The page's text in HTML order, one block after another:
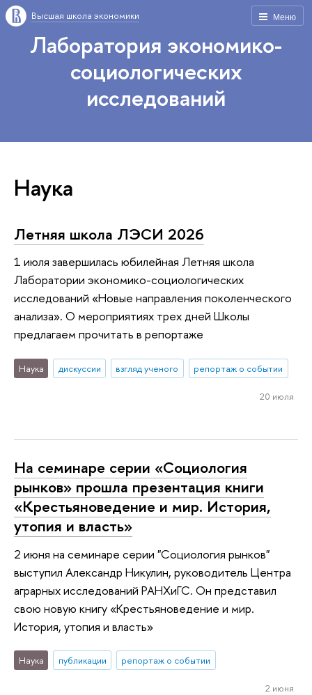
Меню
Высшая школа экономики
Лаборатория экономико-
социологических
исследований
Наука
Летняя школа ЛЭСИ 2026
1 июля завершилась юбилейная Летняя школа
Лаборатории экономико-социологических
исследований «Новые направления поколенческого
анализа». О мероприятиях трех дней Школы
предлагаем прочитать в репортаже
Наука дискуссии взгляд ученого репортаж о событии
20 июля
На семинаре серии «Социология
рынков» прошла презентация книги
«Крестьяноведение и мир. История,
утопия и власть»
2 июня на семинаре серии "Социология рынков"
выступил Александр Никулин, руководитель Центра
аграрных исследований РАНХиГС. Он представил
свою новую книгу «Крестьяноведение и мир.
История, утопия и власть»
Наука публикации репортаж о событии
2 июня